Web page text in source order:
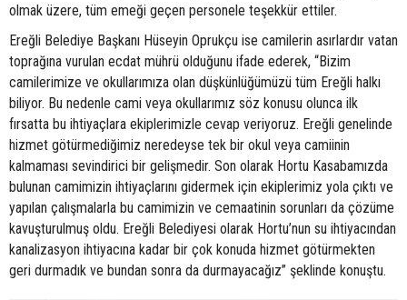
olmak üzere, tüm emeği geçen personele teşekkür ettiler.
Ereğli Belediye Başkanı Hüseyin Oprukçu ise camilerin asırlardır vatan
toprağına vurulan ecdat mührü olduğunu ifade ederek, “Bizim
camilerimize ve okullarımıza olan düşkünlüğümüzü tüm Ereğli halkı
biliyor. Bu nedenle cami veya okullarımız söz konusu olunca ilk
fırsatta bu ihtiyaçlara ekiplerimizle cevap veriyoruz. Ereğli genelinde
hizmet götürmediğimiz neredeyse tek bir okul veya camiinin
kalmaması sevindirici bir gelişmedir. Son olarak Hortu Kasabamızda
bulunan camimizin ihtiyaçlarını gidermek için ekiplerimiz yola çıktı ve
yapılan çalışmalarla bu camimizin ve cemaatinin sorunları da çözüme
kavuşturulmuş oldu. Ereğli Belediyesi olarak Hortu’nun su ihtiyacından
kanalizasyon ihtiyacına kadar bir çok konuda hizmet götürmekten
geri durmadık ve bundan sonra da durmayacağız” şeklinde konuştu.